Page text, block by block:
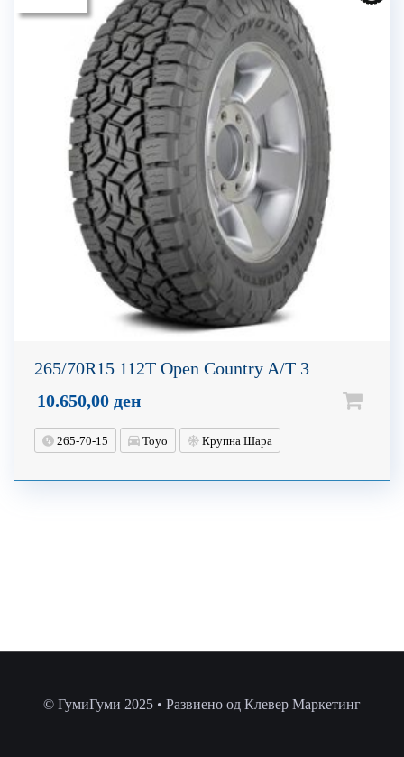
265/70R15 112T Open Country A/T 3
10.650,00 ден
265-70-15 Toyo Крупна Шара
© ГумиГуми 2025 • Развиено од Клевер Маркетинг